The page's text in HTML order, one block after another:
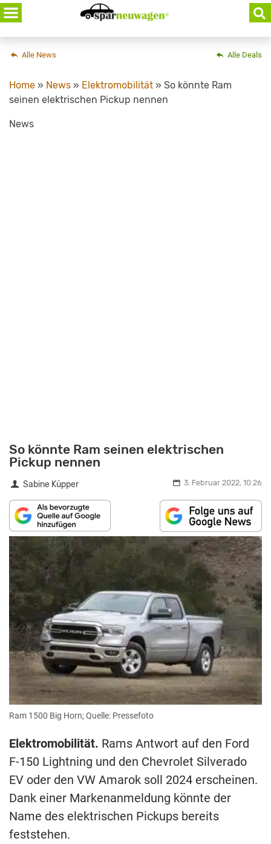
Skip
to
content
Alle Deals
Alle News
Home » News » Elektromobilität » So könnte Ram
seinen elektrischen Pickup nennen
News
So könnte Ram seinen elektrischen
Pickup nennen
Sabine Küpper 3. Februar 2022, 10:26
Ram 1500 Big Horn; Quelle: Pressefoto
Elektromobilität. Rams Antwort auf den Ford
F-150 Lightning und den Chevrolet Silverado
EV oder den VW Amarok soll 2024 erscheinen.
Dank einer Markenanmeldung könnte der
Name des elektrischen Pickups bereits
feststehen.